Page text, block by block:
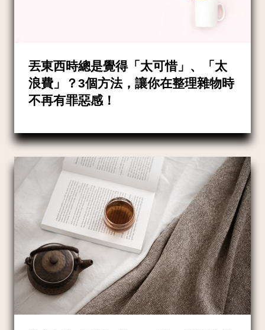
丟東西時總是覺得「太可惜」、「太
浪費」？3個方法，讓你在整理雜物時
不再有罪惡感！